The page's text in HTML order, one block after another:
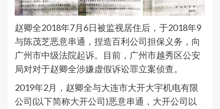
赵卿全2018年7月6日被监视居住后，于2018年9
与陈茂芝恶意串通，捏造百利公司担保义务，向
广州市中级法院起诉。目前，广州市越秀区公安
局对对于赵卿全涉嫌虚假诉讼罪立案侦查。
2019年2月，赵卿全与大连市大开大宇机电有限
公司(以下简称大开公司)恶意串通，大开公司以